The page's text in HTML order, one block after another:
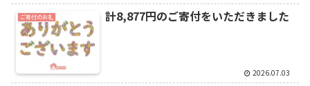
ご寄付のお礼 計8,877円のご寄付をいただきました
2026.07.03